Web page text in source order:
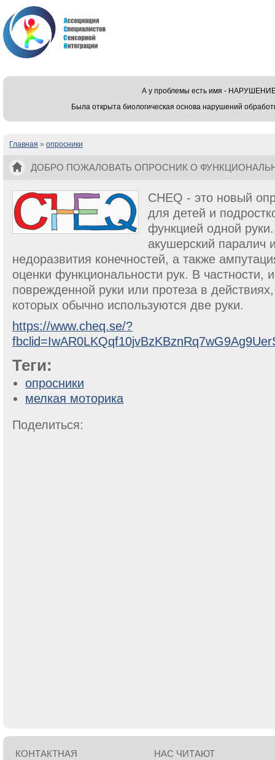
А у проблемы есть имя -
Была открыта биологическая основа нарушений
Вы здесь
Главная » опросники
ДОБРО ПОЖАЛОВАТЬ ОПРОСНИК О
CHEQ - это новый
для детей и
функцией одной
акушерский паралич
недоразвития конечностей, а также
оценки функциональности рук. В частности,
поврежденной руки или протеза в
которых обычно используются две руки.
https://www.cheq.se/?
Теги:
опросники
мелкая моторика
Поделиться:
КОНТАКТНАЯ
НАС ЧИТАЮТ